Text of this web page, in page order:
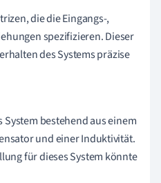
die die Eingangs-,
spezifizieren. Dieser
des Systems präzise
bestehend aus einem
und einer Induktivität.
für dieses System könnte